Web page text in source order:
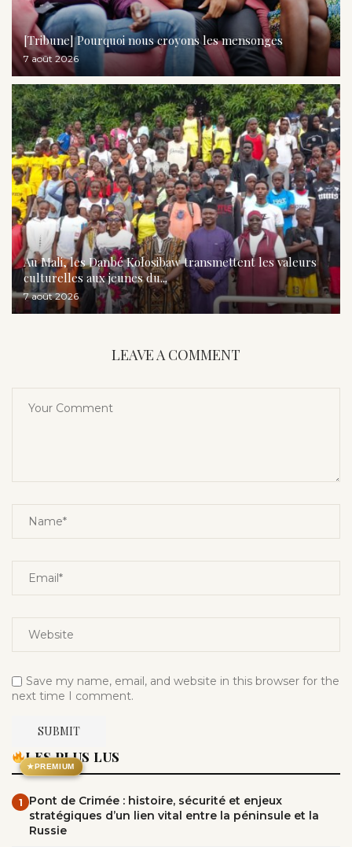
[Tribune] Pourquoi nous croyons les mensonges
7 août 2026
Au Mali, les Danbé Kolosibaw transmettent les valeurs
culturelles aux jeunes du...
7 août 2026
LEAVE A COMMENT
Save my name, email, and website in this browser for the
next time I comment.
★PREMIUM
LES PLUS LUS
1
Pont de Crimée : histoire, sécurité et enjeux
stratégiques d’un lien vital entre la péninsule et la
Russie